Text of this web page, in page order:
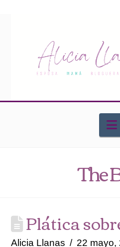
The
Plática
Alicia Llanas 22 mayo,